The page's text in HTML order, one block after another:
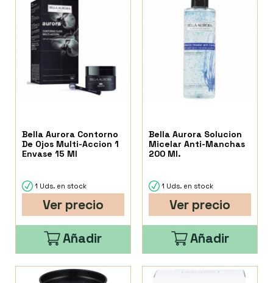
Bella Aurora Contorno
De Ojos Multi-Accion 1
Envase 15 Ml
1 Uds. en stock
Ver precio
Añadir
Bella Aurora Solucion
Micelar Anti-Manchas
200 Ml.
1 Uds. en stock
Ver precio
Añadir